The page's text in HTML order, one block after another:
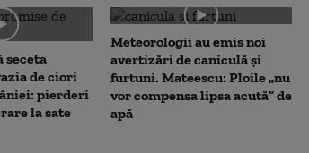
seceta
de ciori
pierderi
la sate
Meteorologii au emis noi
avertizări de caniculă și
furtuni. Mateescu: Ploile „nu
vor compensa lipsa acută” de
apă